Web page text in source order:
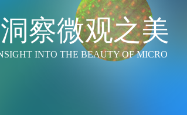
察微观之美
INTO THE BEAUTY OF MICRO